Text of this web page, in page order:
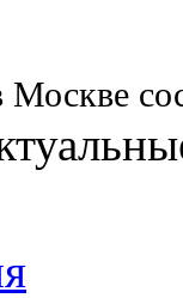
в